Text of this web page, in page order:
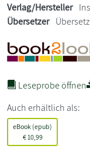
Verlag/Hersteller
Übersetzer
Leseprobe öffnen
Auch erhältlich als:
eBook (epub)
€10,99